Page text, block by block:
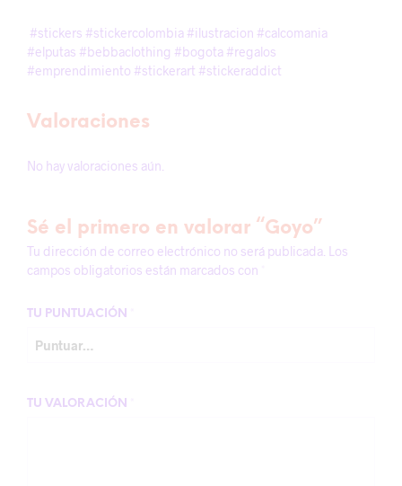
#stickers #stickercolombia #ilustracion #calcomania
#elputas #bebbaclothing #bogota #regalos
#emprendimiento #stickerart #stickeraddict
Valoraciones
No hay valoraciones aún.
Sé el primero en valorar “Goyo”
Tu dirección de correo electrónico no será publicada. Los
campos obligatorios están marcados con
TU PUNTUACIÓN
TU VALORACIÓN